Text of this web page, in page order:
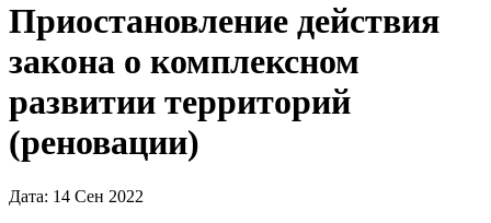
Приостановление действия
закона о комплексном
развитии территорий
(реновации)
Дата: 14 Сен 2022